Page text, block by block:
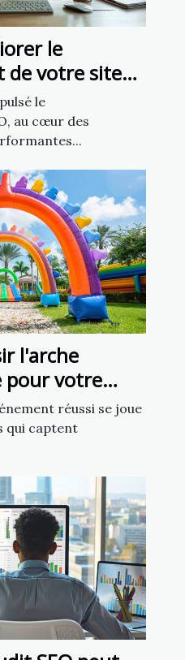
le
de votre site
SEO
le
au cœur des
l'arche
pour votre
?réussi se joue
qui captent